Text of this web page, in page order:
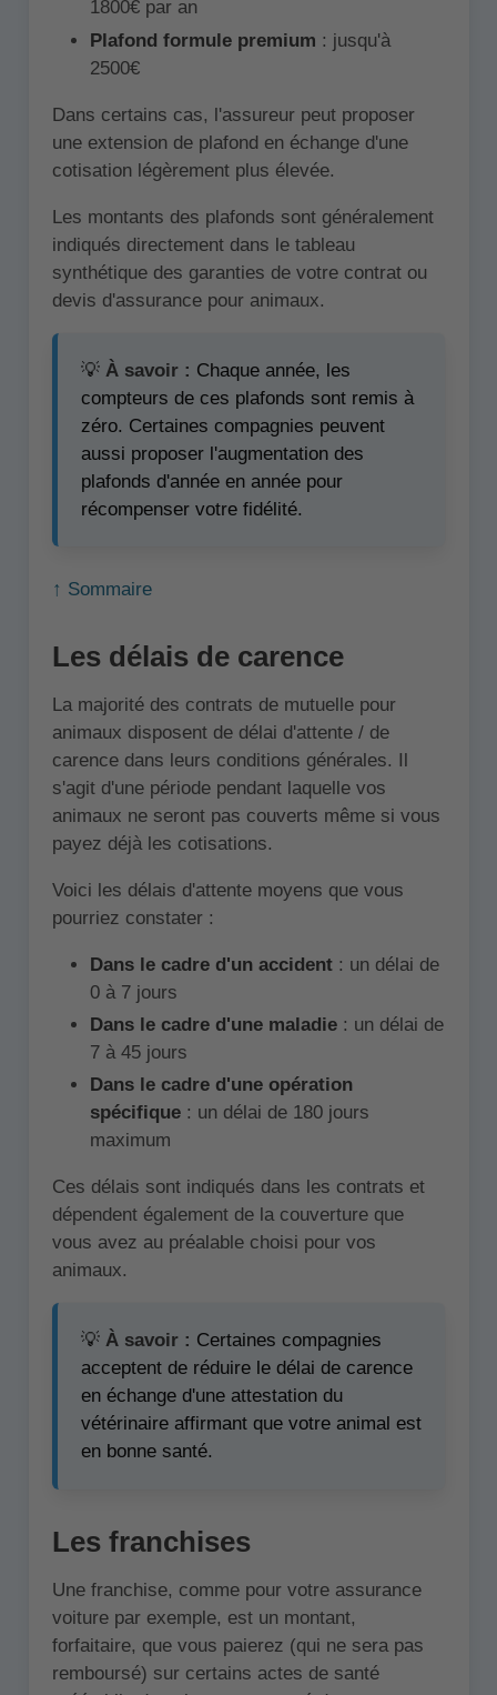
1800€ par an
Plafond formule premium : jusqu'à
2500€
Dans certains cas, l'assureur peut proposer
une extension de plafond en échange d'une
cotisation légèrement plus élevée.
Les montants des plafonds sont généralement
indiqués directement dans le tableau
synthétique des garanties de votre contrat ou
devis d'assurance pour animaux.
💡 À savoir : Chaque année, les
compteurs de ces plafonds sont remis à
zéro. Certaines compagnies peuvent
aussi proposer l'augmentation des
plafonds d'année en année pour
récompenser votre fidélité.
↑ Sommaire
Les délais de carence
La majorité des contrats de mutuelle pour
animaux disposent de délai d'attente / de
carence dans leurs conditions générales. Il
s'agit d'une période pendant laquelle vos
animaux ne seront pas couverts même si vous
payez déjà les cotisations.
Voici les délais d'attente moyens que vous
pourriez constater :
Dans le cadre d'un accident: un délai de
0 à 7 jours
Dans le cadre d'une maladie: un délai de
7 à 45 jours
Dans le cadre d'une opération
spécifique: un délai de 180 jours
maximum
Ces délais sont indiqués dans les contrats et
dépendent également de la couverture que
vous avez au préalable choisi pour vos
animaux.
💡 À savoir : Certaines compagnies
acceptent de réduire le délai de carence
en échange d'une attestation du
vétérinaire affirmant que votre animal est
en bonne santé.
Les franchises
Une franchise, comme pour votre assurance
voiture par exemple, est un montant,
forfaitaire, que vous paierez (qui ne sera pas
remboursé) sur certains actes de santé